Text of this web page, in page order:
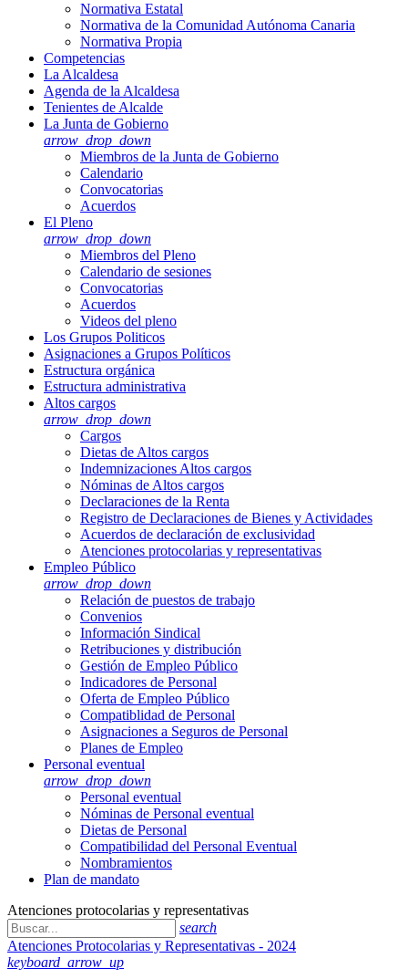
Normativa Estatal
Normativa de la Comunidad Autónoma Canaria
Normativa Propia
Competencias
La Alcaldesa
Agenda de la Alcaldesa
Tenientes de Alcalde
La Junta de Gobierno
arrow_drop_down
Miembros de la Junta de Gobierno
Calendario
Convocatorias
Acuerdos
El Pleno
arrow_drop_down
Miembros del Pleno
Calendario de sesiones
Convocatorias
Acuerdos
Videos del pleno
Los Grupos Politicos
Asignaciones a Grupos Políticos
Estructura orgánica
Estructura administrativa
Altos cargos
arrow_drop_down
Cargos
Dietas de Altos cargos
Indemnizaciones Altos cargos
Nóminas de Altos cargos
Declaraciones de la Renta
Registro de Declaraciones de Bienes y Actividades
Acuerdos de declaración de exclusividad
Atenciones protocolarias y representativas
Empleo Público
arrow_drop_down
Relación de puestos de trabajo
Convenios
Información Sindical
Retribuciones y distribución
Gestión de Empleo Público
Indicadores de Personal
Oferta de Empleo Público
Compatiblidad de Personal
Asignaciones a Seguros de Personal
Planes de Empleo
Personal eventual
arrow_drop_down
Personal eventual
Nóminas de Personal eventual
Dietas de Personal
Compatibilidad del Personal Eventual
Nombramientos
Plan de mandato
Atenciones protocolarias y representativas
search
Atenciones Protocolarias y Representativas - 2024
keyboard_arrow_up